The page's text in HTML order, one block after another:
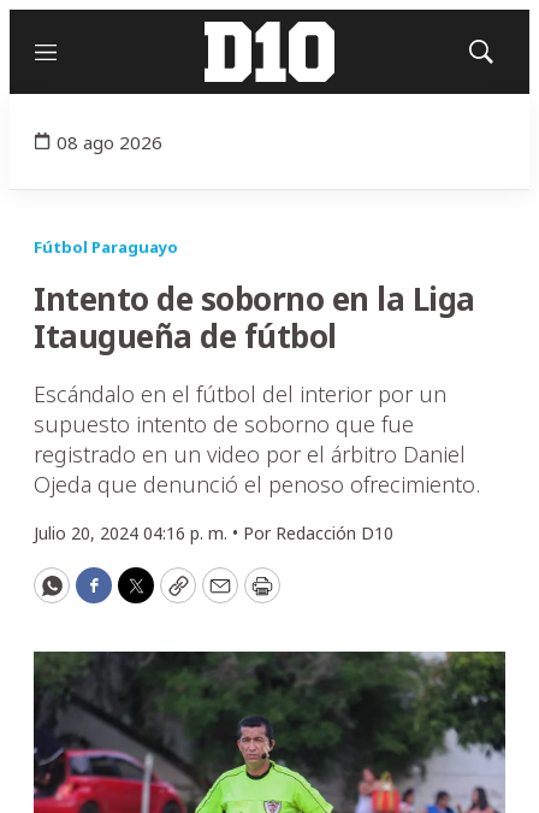
Menú
Mostrar
08 ago 2026
Fútbol Paraguayo
Intento de soborno en la Liga
Itaugueña de fútbol
Escándalo en el fútbol del interior por un
supuesto intento de soborno que fue
registrado en un video por el árbitro Daniel
Ojeda que denunció el penoso ofrecimiento.
Julio 20, 2024 04:16 p. m. • Por Redacción D10
WhatsApp
Facebook
Twitter
CopyEmailPrint